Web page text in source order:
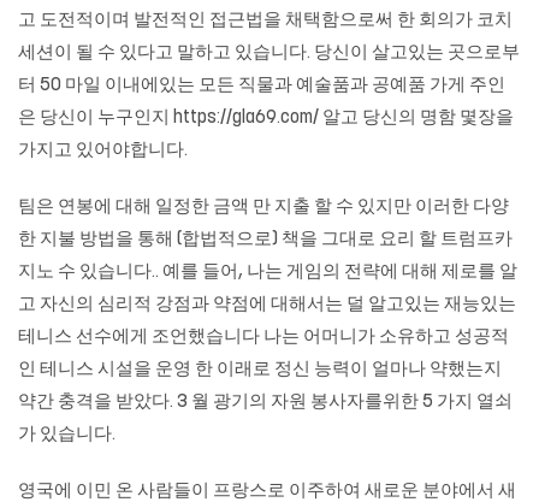
고 도전적이며 발전적인 접근법을 채택함으로써 한 회의가 코치
세션이 될 수 있다고 말하고 있습니다. 당신이 살고있는 곳으로부
터 50 마일 이내에있는 모든 직물과 예술품과 공예품 가게 주인
은 당신이 누구인지 https://gla69.com/ 알고 당신의 명함 몇장을
가지고 있어야합니다.
팀은 연봉에 대해 일정한 금액 만 지출 할 수 있지만 이러한 다양
한 지불 방법을 통해 (합법적으로) 책을 그대로 요리 할 트럼프카
지노 수 ​​있습니다.. 예를 들어, 나는 게임의 전략에 대해 제로를 알
고 자신의 심리적 강점과 약점에 대해서는 덜 알고있는 재능있는
테니스 선수에게 조언했습니다 나는 어머니가 소유하고 성공적
인 테니스 시설을 운영 한 이래로 정신 능력이 얼마나 약했는지
약간 충격을 받았다. 3 월 광기의 자원 봉사자를위한 5 가지 열쇠
가 있습니다.
영국에 이민 온 사람들이 프랑스로 이주하여 새로운 분야에서 새